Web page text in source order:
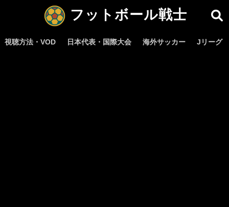
フットボール戦士
視聴方法・VOD 日本代表・国際大会 海外サッカー Jリーグ